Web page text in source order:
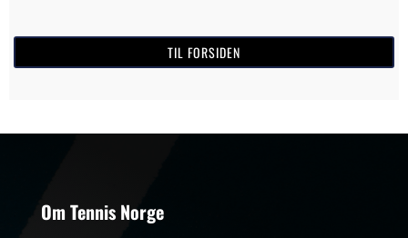
TIL FORSIDEN
Om Tennis Norge